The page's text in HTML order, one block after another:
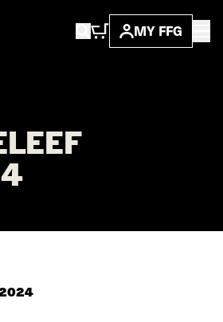
MY FFG